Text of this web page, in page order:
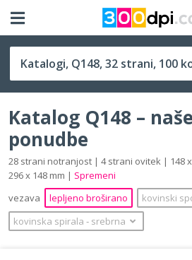
Q148 (148 x 148 mm)
Išči
Katalog Q148 –
ponudbe
28 strani notranjost | 4 strani ovitek | 148
296 x 148 mm | Spremeni
vezava
lepljeno broširano
kovinski
kovinska spirala ‐ srebrna